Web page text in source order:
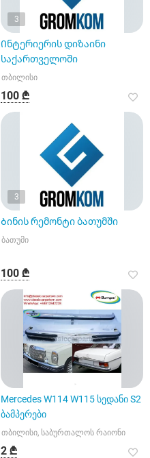
3
Ინტერიერის დიზაინი
საქართველოში
თბილისი
100 ₾
3
Ბინის რემონტი ბათუმში
ბათუმი
100 ₾
Mercedes W114 W115 სედანი S2
ბამპერები
თბილისი, საბურთალოს რაიონი
2 ₾